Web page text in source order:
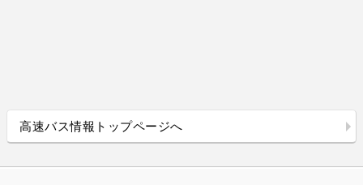
高速バス情報トップページへ